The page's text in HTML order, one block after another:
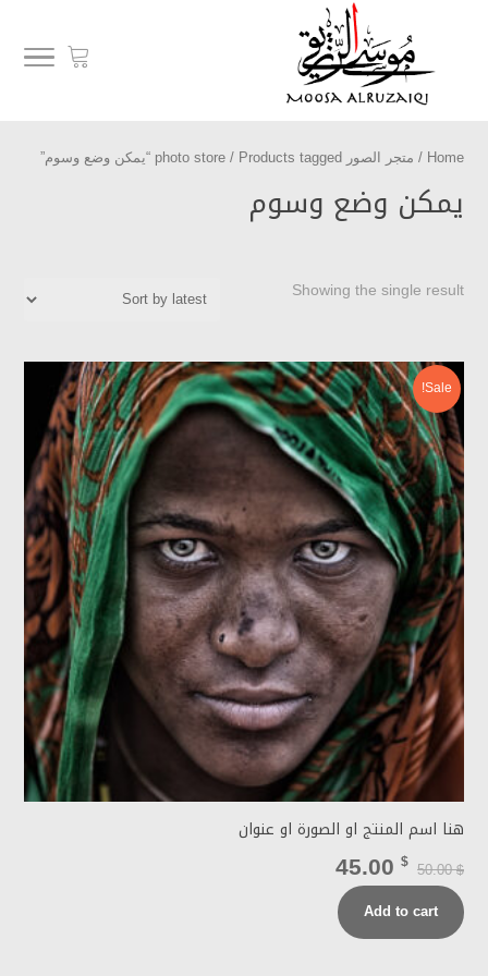
Home
/ متجر الصور photo store / Products tagged “يمكن وضع وسوم”
يمكن وضع وسوم
Showing the single result
Sale!
هنا اسم المنتج او الصورة او عنوان
50.00$
45.00 $
Add to cart